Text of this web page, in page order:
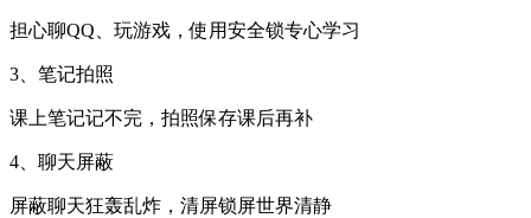
担心聊QQ、玩游戏，使用安全锁专心学习
3、笔记拍照
课上笔记记不完，拍照保存课后再补
4、聊天屏蔽
屏蔽聊天狂轰乱炸，清屏锁屏世界清静